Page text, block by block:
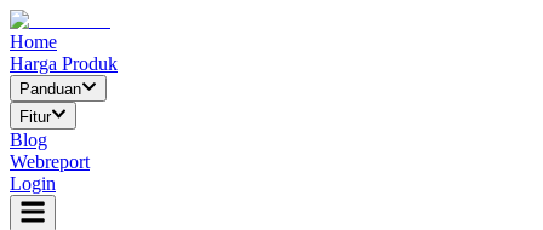
Home
Harga Produk
Panduan
Fitur
Blog
Webreport
Login